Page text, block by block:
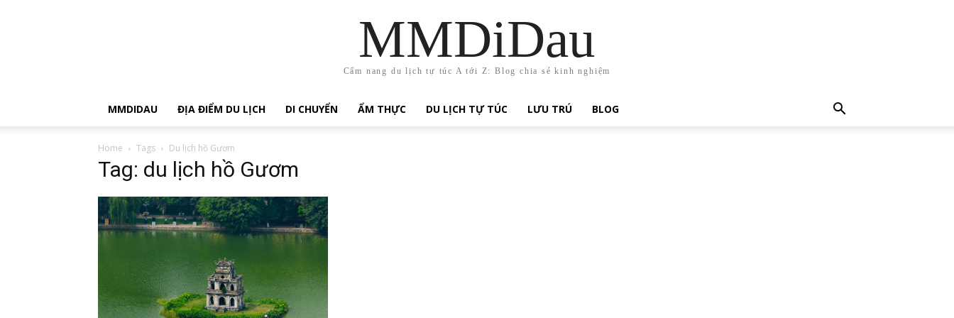
MMDiDau
Cẩm nang du lịch tự túc A tới Z: Blog chia sẻ kinh nghiệm
MMDIDAU ĐỊA ĐIỂM DU LỊCH DI CHUYỂN ẨM THỰC DU LỊCH TỰ TÚC LƯU TRÚ BLOG
Home Tags Du lịch hồ Gươm
Tag: du lịch hồ Gươm